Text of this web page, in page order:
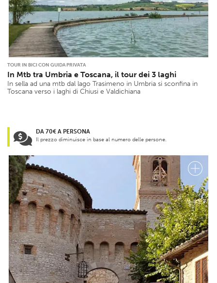
TOUR IN BICI CON GUIDA PRIVATA
In Mtb tra Umbria e Toscana, il tour dei 3 laghi
In sella ad una mtb dal lago Trasimeno in Umbria si sconfina in
Toscana verso i laghi di Chiusi e Valdichiana
DA 70€ A PERSONA
Il prezzo diminuisce in base al numero delle persone.